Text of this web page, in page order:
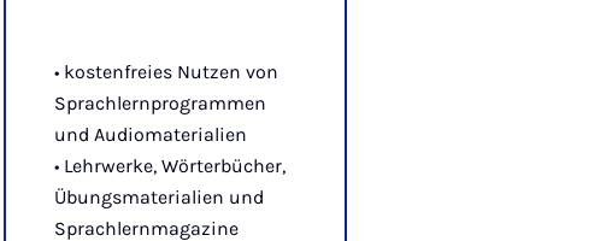
• kostenfreies Nutzen von
Sprachlernprogrammen
und Audiomaterialien
• Lehrwerke, Wörterbücher,
Übungsmaterialien und
Sprachlernmagazine